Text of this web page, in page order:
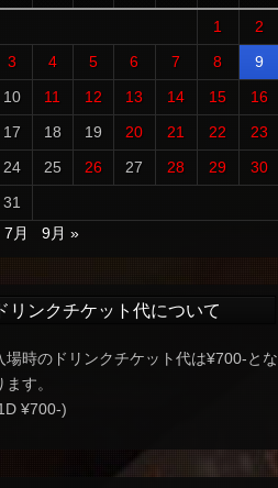
1
2
3
4 5 6 7 8
9
10
11 12 13 14 15
16
17
18 19 20 21 22
23
24
25 26 27 28 29
30
31
7月
9月 »
リンクチケット代について
場時のドリンクチケット代は¥700-とな
ます。
¥700-)